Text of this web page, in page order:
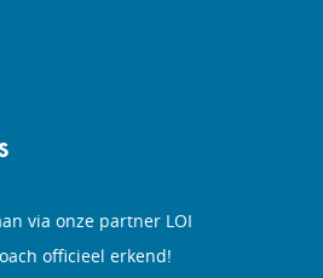
via onze partner LOI
officieel erkend!